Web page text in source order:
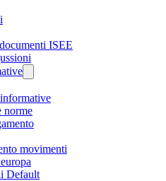
ISEE
norme
movimenti
Default